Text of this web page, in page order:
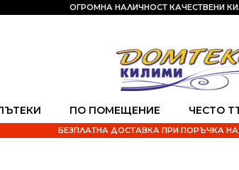
ПО ПОМЕЩЕНИЕ ЧЕСТО
ОГРОМНА НАЛИЧНОСТ КАЧЕСТВЕНИ
БЕЗПЛАТНА ДОСТАВКА ПРИ ПОРЪЧКА